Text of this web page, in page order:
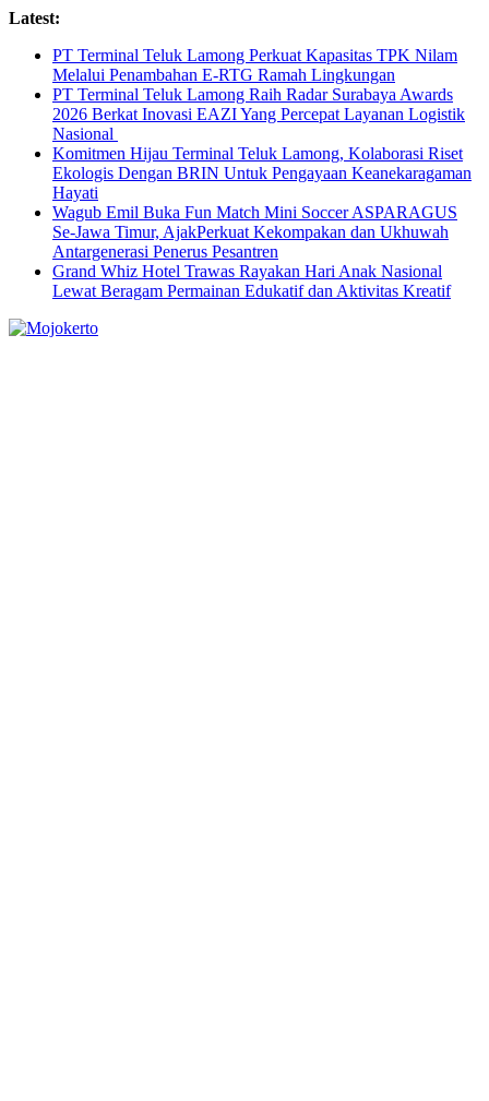
Skip
content
Latest:
PT Terminal Teluk Lamong Perkuat Kapasitas TPK Nilam
Melalui Penambahan E-RTG Ramah Lingkungan
PT Terminal Teluk Lamong Raih Radar Surabaya Awards
2026 Berkat Inovasi EAZI Yang Percepat Layanan Logistik
Nasional
Komitmen Hijau Terminal Teluk Lamong, Kolaborasi Riset
Ekologis Dengan BRIN Untuk Pengayaan Keanekaragaman
Hayati
Wagub Emil Buka Fun Match Mini Soccer ASPARAGUS
Se-Jawa Timur, AjakPerkuat Kekompakan dan Ukhuwah
Antargenerasi Penerus Pesantren
Grand Whiz Hotel Trawas Rayakan Hari Anak Nasional
Lewat Beragam Permainan Edukatif dan Aktivitas Kreatif